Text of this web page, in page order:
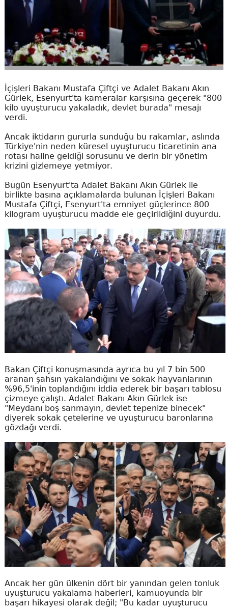
İçişleri Bakanı Mustafa Çiftçi ve Adalet Bakanı Akın
Gürlek, Esenyurt'ta kameralar karşısına geçerek "800
kilo uyuşturucu yakaladık, devlet burada" mesajı
verdi.
Ancak iktidarın gururla sunduğu bu rakamlar, aslında
Türkiye'nin neden küresel uyuşturucu ticaretinin ana
rotası haline geldiği sorusunu ve derin bir yönetim
krizini gizlemeye yetmiyor.
Bugün Esenyurt'ta Adalet Bakanı Akın Gürlek ile
birlikte basına açıklamalarda bulunan İçişleri Bakanı
Mustafa Çiftçi, Esenyurt'ta emniyet güçlerince 800
kilogram uyuşturucu madde ele geçirildiğini duyurdu.
Bakan Çiftçi konuşmasında ayrıca bu yıl 7 bin 500
aranan şahsın yakalandığını ve sokak hayvanlarının
%96,5'inin toplandığını iddia ederek bir başarı tablosu
çizmeye çalıştı. Adalet Bakanı Akın Gürlek ise
"Meydanı boş sanmayın, devlet tepenize binecek"
diyerek sokak çetelerine ve uyuşturucu baronlarına
gözdağı verdi.
Ancak her gün ülkenin dört bir yanından gelen tonluk
uyuşturucu yakalama haberleri, kamuoyunda bir
başarı hikayesi olarak değil; "Bu kadar uyuşturucu